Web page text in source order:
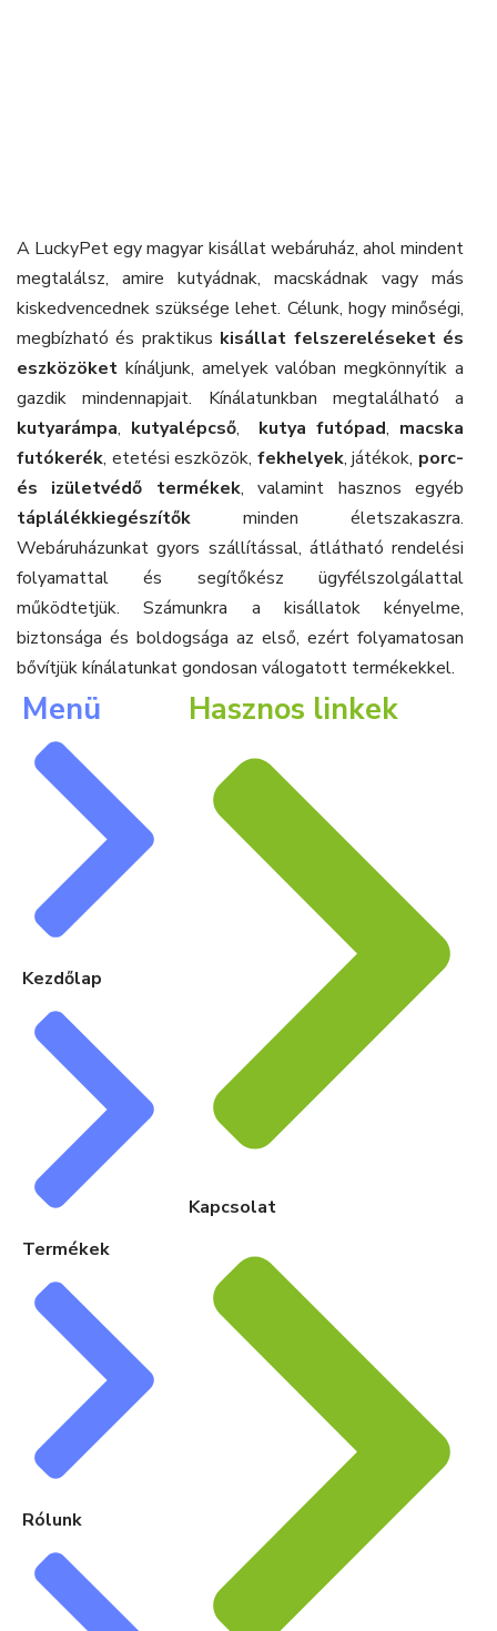
A LuckyPet egy magyar kisállat webáruház, ahol mindent
megtalálsz, amire kutyádnak, macskádnak vagy más
kiskedvencednek szüksége lehet. Célunk, hogy minőségi,
megbízható és praktikus kisállat felszereléseket és
eszközöket kínáljunk, amelyek valóban megkönnyítik a
gazdik mindennapjait. Kínálatunkban megtalálható a
kutyarámpa, kutyalépcső, kutya futópad, macska
futókerék, etetési eszközök, fekhelyek, játékok, porc-
és izületvédő termékek, valamint hasznos egyéb
táplálékkiegészítők minden életszakaszra.
Webáruházunkat gyors szállítással, átlátható rendelési
folyamattal és segítőkész ügyfélszolgálattal
működtetjük. Számunkra a kisállatok kényelme,
biztonsága és boldogsága az első, ezért folyamatosan
bővítjük kínálatunkat gondosan válogatott termékekkel.
Menü
Kezdőlap
Termékek
Rólunk
Hasznos linkek
Kapcsolat